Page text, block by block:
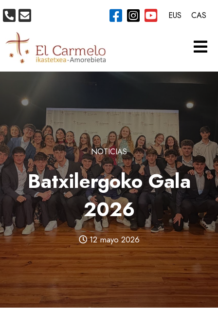
NOTICIAS
Batxilergoko Gala
2026
12 mayo 2026
EUS CAS